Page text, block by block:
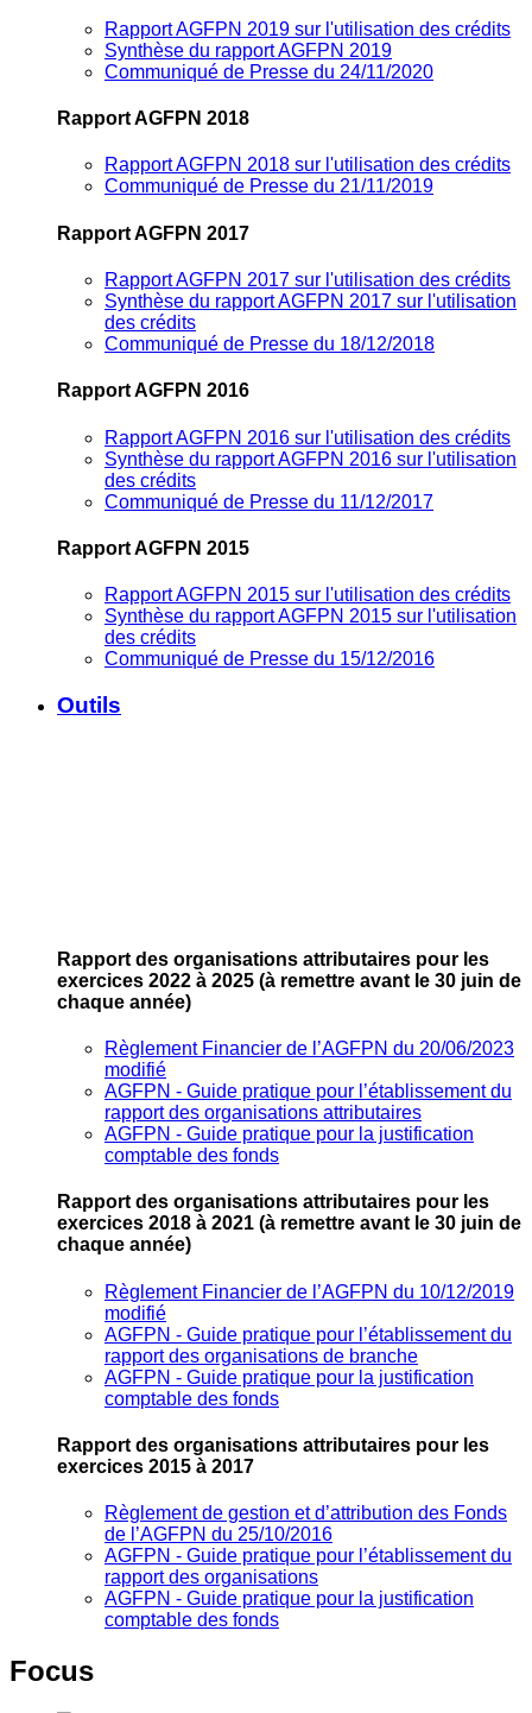
Rapport AGFPN 2019 sur l'utilisation des crédits
Synthèse du rapport AGFPN 2019
Communiqué de Presse du 24/11/2020
Rapport AGFPN 2018
Rapport AGFPN 2018 sur l'utilisation des crédits
Communiqué de Presse du 21/11/2019
Rapport AGFPN 2017
Rapport AGFPN 2017 sur l'utilisation des crédits
Synthèse du rapport AGFPN 2017 sur l'utilisation
des crédits
Communiqué de Presse du 18/12/2018
Rapport AGFPN 2016
Rapport AGFPN 2016 sur l'utilisation des crédits
Synthèse du rapport AGFPN 2016 sur l'utilisation
des crédits
Communiqué de Presse du 11/12/2017
Rapport AGFPN 2015
Rapport AGFPN 2015 sur l'utilisation des crédits
Synthèse du rapport AGFPN 2015 sur l'utilisation
des crédits
Communiqué de Presse du 15/12/2016
Outils
Rapport des organisations attributaires pour les
exercices 2022 à 2025 (à remettre avant le 30 juin de
chaque année)
Règlement Financier de l’AGFPN du 20/06/2023
modifié
AGFPN ‐ Guide pratique pour l’établissement du
rapport des organisations attributaires
AGFPN ‐ Guide pratique pour la justification
comptable des fonds
Rapport des organisations attributaires pour les
exercices 2018 à 2021 (à remettre avant le 30 juin de
chaque année)
Règlement Financier de l’AGFPN du 10/12/2019
modifié
AGFPN ‐ Guide pratique pour l’établissement du
rapport des organisations de branche
AGFPN ‐ Guide pratique pour la justification
comptable des fonds
Rapport des organisations attributaires pour les
exercices 2015 à 2017
Règlement de gestion et d’attribution des Fonds
de l’AGFPN du 25/10/2016
AGFPN ‐ Guide pratique pour l’établissement du
rapport des organisations
AGFPN ‐ Guide pratique pour la justification
comptable des fonds
Focus